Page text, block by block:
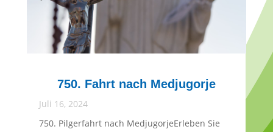
750. Fahrt nach Medjugorje
Juli 16, 2024
750. Pilgerfahrt nach MedjugorjeErleben Sie